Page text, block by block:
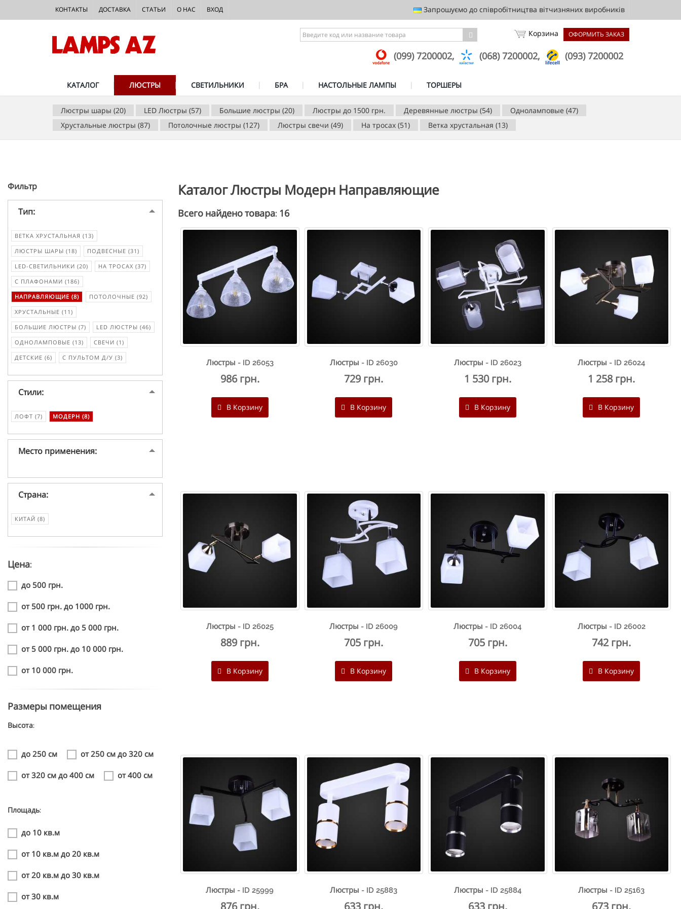
Запрошуємо до співробітництва вітчизняних виробників
КОНТАКТЫ ДОСТАВКА СТАТЬИ О НАС ВХОД
ОФОРМИТЬ ЗАКАЗ
Корзина
(099) 7200002, (068) 7200002, (093) 7200002
КАТАЛОГ ЛЮСТРЫ СВЕТИЛЬНИКИ БРА НАСТОЛЬНЫЕ ЛАМПЫ ТОРШЕРЫ
Люстры шары (20) LED Люстры (57) Большие люстры (20) Люстры до 1500 грн. Деревянные люстры (54)
Одноламповые (47)
Хрустальные люстры (87)
Потолочные люстры (127) Люстры свечи (49) На тросах (51) Ветка хрустальная (13)
Каталог Люстры Модерн Направляющие
Всего найдено товара: 16
Люстры - ID 26053
986 грн.
В Корзину
Люстры - ID 26030
729 грн.
В Корзину
Люстры - ID 26023
1 530 грн.
В Корзину
Люстры - ID 26024
1 258 грн.
В Корзину
Люстры - ID 26025
889 грн.
В Корзину
Люстры - ID 26009
705 грн.
В Корзину
Люстры - ID 26004
705 грн.
В Корзину
Люстры - ID 26002
742 грн.
В Корзину
Люстры - ID 25999
876 грн.
Люстры - ID 25883
633 грн.
Люстры - ID 25884
633 грн.
Люстры - ID 25163
673 грн.
Фильтр
Тип:
ВЕТКА ХРУСТАЛЬНАЯ (13)
ЛЮСТРЫ ШАРЫ (18)
ПОДВЕСНЫЕ (31)
LED-СВЕТИЛЬНИКИ (20)
НА ТРОСАХ (37)
С ПЛАФОНАМИ (186)
НАПРАВЛЯЮЩИЕ (8)
ПОТОЛОЧНЫЕ (92)
ХРУСТАЛЬНЫЕ (11)
БОЛЬШИЕ ЛЮСТРЫ (7)
LED ЛЮСТРЫ (46)
ОДНОЛАМПОВЫЕ (13)
СВЕЧИ (1)
ДЕТСКИЕ (6)
С ПУЛЬТОМ Д/У (3)
Стили:
ЛОФТ (7) МОДЕРН (8)
Место применения:
Страна:
КИТАЙ (8)
Цена:
до 500 грн.
от 500 грн. до 1000 грн.
от 1 000 грн. до 5 000 грн.
от 5 000 грн. до 10 000 грн.
от 10 000 грн.
Размеры помещения
Высота:
до 250 см от 250 см до 320 см
от 320 см до 400 см от 400 см
Площадь:
до 10 кв.м
от 10 кв.м до 20 кв.м
от 20 кв.м до 30 кв.м
от 30 кв.м